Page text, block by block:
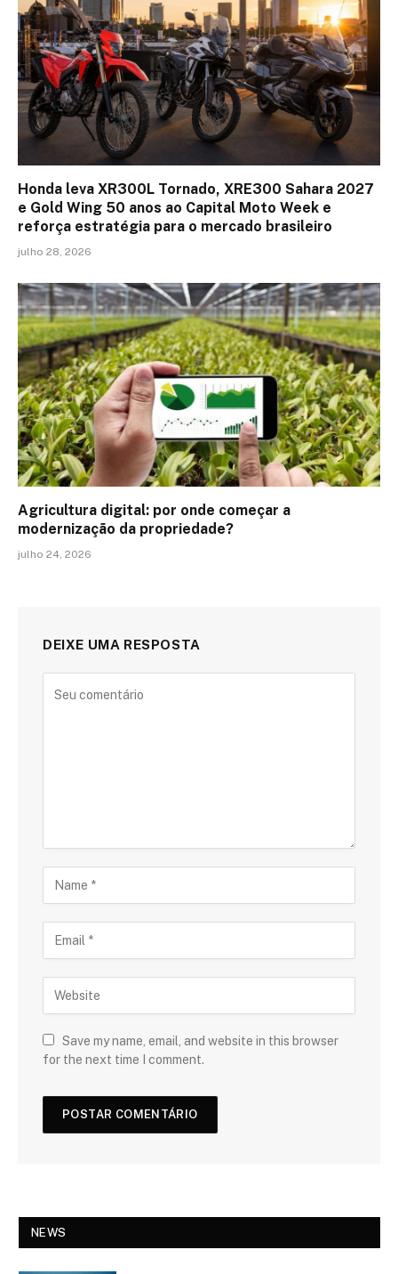
Honda leva XR300L Tornado, XRE300 Sahara 2027
e Gold Wing 50 anos ao Capital Moto Week e
reforça estratégia para o mercado brasileiro
julho 28, 2026
Agricultura digital: por onde começar a
modernização da propriedade?
julho 24, 2026
DEIXE UMA RESPOSTA
Save my name, email, and website in this browser
for the next time I comment.
NEWS